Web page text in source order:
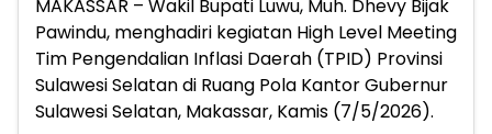
MAKASSAR – Wakil Bupati Luwu, Muh. Dhevy Bijak
Pawindu, menghadiri kegiatan High Level Meeting
Tim Pengendalian Inflasi Daerah (TPID) Provinsi
Sulawesi Selatan di Ruang Pola Kantor Gubernur
Sulawesi Selatan, Makassar, Kamis (7/5/2026).